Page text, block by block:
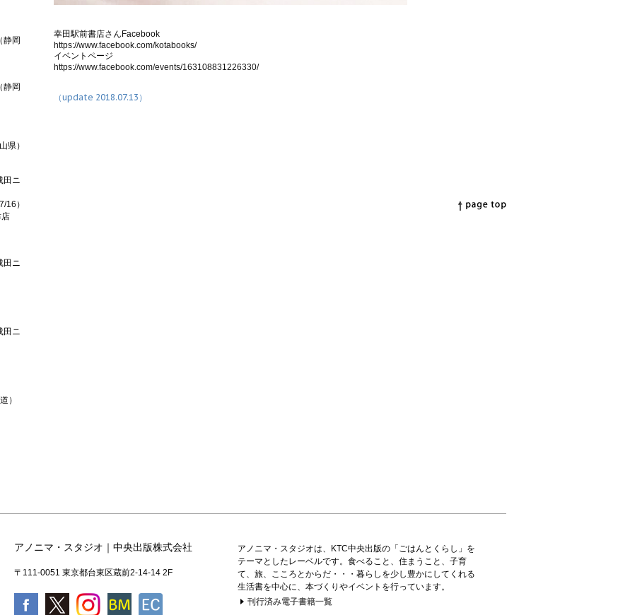
静岡
静岡
県）
田ニ
16）
店
田ニ
田ニ
）
幸田駅前書店さんFacebook
https://www.facebook.com/kotabooks/
イベントページ
https://www.facebook.com/events/163108831226330/
（update 2018.07.13）
アノニマ・スタジオ｜中央出版株式会社
〒111-0051 東京都台東区蔵前2-14-14 2F
アノニマ・スタジオは、KTC中央出版の「ごはんとくらし」を
テーマとしたレーベルです。食べること、住まうこと、子育
て、旅、こころとからだ・・・暮らしを少し豊かにしてくれる
生活書を中心に、本づくりやイベントを行っています。
刊行済み電子書籍一覧